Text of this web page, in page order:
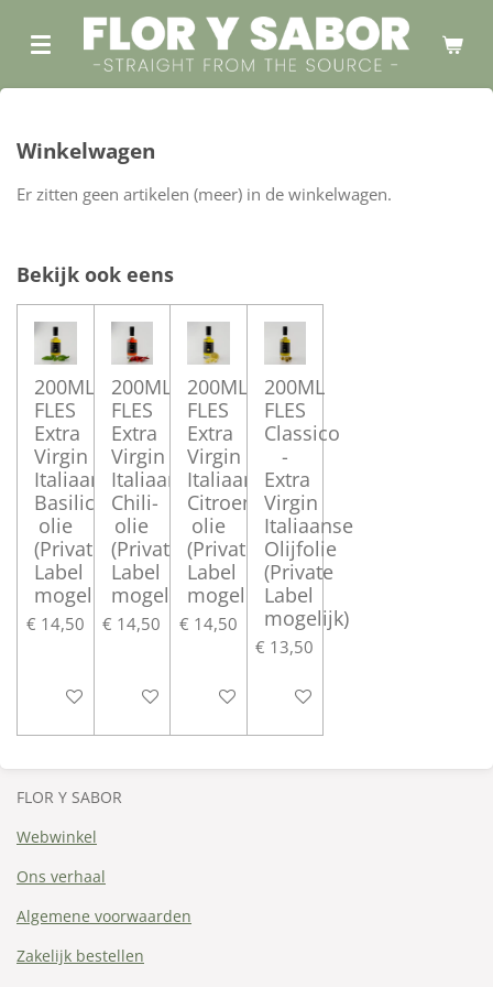
direct
Winkelwagen
Er zitten geen artikelen (meer) in de winkelwagen.
Bekijk ook eens
200ML
FLES
Extra
Virgin
Italiaanse
Basilicum-
olie
(Private
Label
mogelijk)
€ 14,50
In winkelwagen
200ML
FLES
Extra
Virgin
Italiaanse
Chili-
olie
(Private
Label
mogelijk)
€ 14,50
In winkelwagen
200ML
FLES
Extra
Virgin
Italiaanse
Citroen-
olie
(Private
Label
mogelijk)
€ 14,50
In winkelwagen
200ML
FLES
Classico
-
Extra
Virgin
Italiaanse
Olijfolie
(Private
Label
mogelijk)
€ 13,50
In winkelwagen
FLOR Y SABOR
Webwinkel
Ons verhaal
Algemene voorwaarden
Zakelijk bestellen